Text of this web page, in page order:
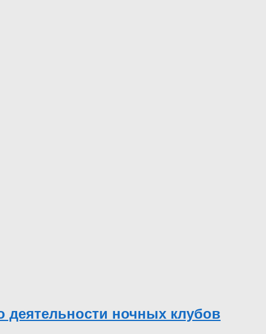
деятельности ночных клубов